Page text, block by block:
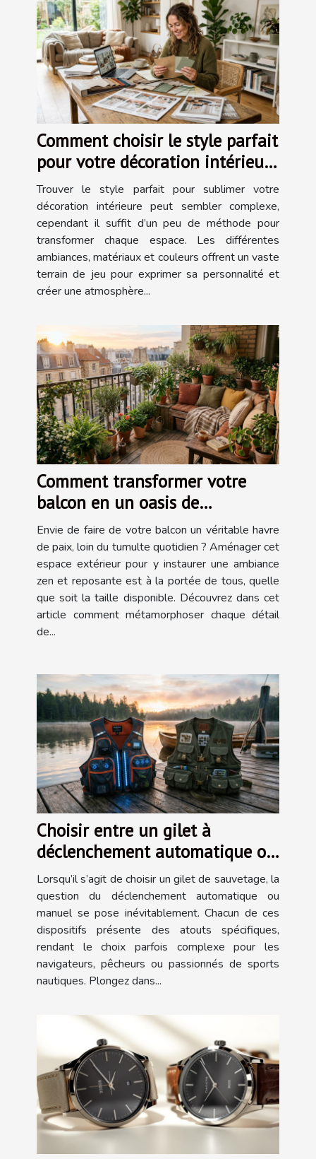
Comment choisir le style parfait
pour votre décoration intérieure
?
Trouver le style parfait pour sublimer votre
décoration intérieure peut sembler complexe,
cependant il suffit d’un peu de méthode pour
transformer chaque espace. Les différentes
ambiances, matériaux et couleurs offrent un vaste
terrain de jeu pour exprimer sa personnalité et
créer une atmosphère...
Comment transformer votre
balcon en un oasis de
tranquillité?
Envie de faire de votre balcon un véritable havre
de paix, loin du tumulte quotidien ? Aménager cet
espace extérieur pour y instaurer une ambiance
zen et reposante est à la portée de tous, quelle
que soit la taille disponible. Découvrez dans cet
article comment métamorphoser chaque détail
de...
Choisir entre un gilet à
déclenchement automatique ou
manuel
Lorsqu’il s’agit de choisir un gilet de sauvetage, la
question du déclenchement automatique ou
manuel se pose inévitablement. Chacun de ces
dispositifs présente des atouts spécifiques,
rendant le choix parfois complexe pour les
navigateurs, pêcheurs ou passionnés de sports
nautiques. Plongez dans...